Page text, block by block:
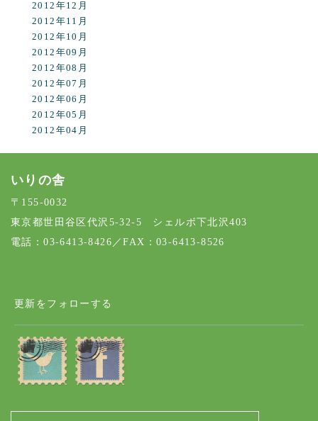
2012年12月
2012年11月
2012年10月
2012年09月
2012年08月
2012年07月
2012年06月
2012年05月
2012年04月
いりの舎
〒155-0032
東京都世田谷区代沢5-32-5 シェルボ下北沢403
電話：03-6413-8426／FAX：03-6413-8526
更新をフォローする